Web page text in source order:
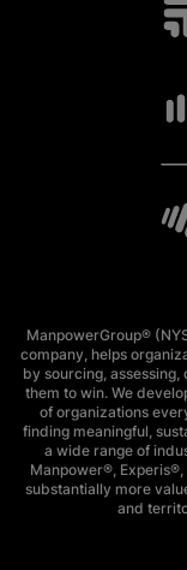
ManpowerGroup®
company, helps
by sourcing,
them to win. We
of organizations
finding meaningful,
a wide range of
Manpower®,
substantially more
and